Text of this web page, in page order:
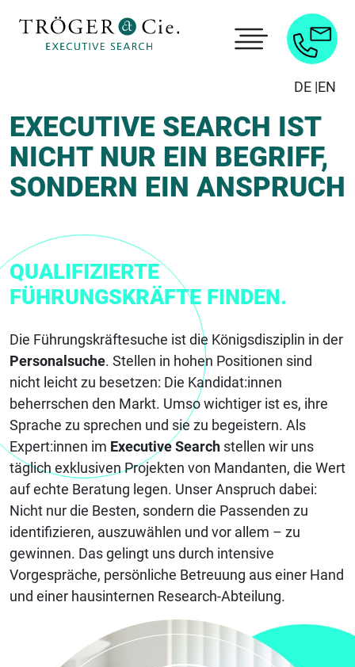
DE |EN
EXECUTIVE SEARCH IST
NICHT NUR EIN BEGRIFF,
SONDERN EIN ANSPRUCH
QUALIFIZIERTE
FÜHRUNGSKRÄFTE FINDEN.
Die Führungskräftesuche ist die Königsdisziplin in der
Personalsuche. Stellen in hohen Positionen sind
nicht leicht zu besetzen: Die Kandidat:innen
beherrschen den Markt. Umso wichtiger ist es, ihre
Sprache zu sprechen und sie zu begeistern. Als
Expert:innen im Executive Search stellen wir uns
täglich exklusiven Projekten von Mandanten, die Wert
auf echte Beratung legen. Unser Anspruch dabei:
Nicht nur die Besten, sondern die Passenden zu
identifizieren, auszuwählen und vor allem – zu
gewinnen. Das gelingt uns durch intensive
Vorgespräche, persönliche Betreuung aus einer Hand
und einer hausinternen Research-Abteilung.